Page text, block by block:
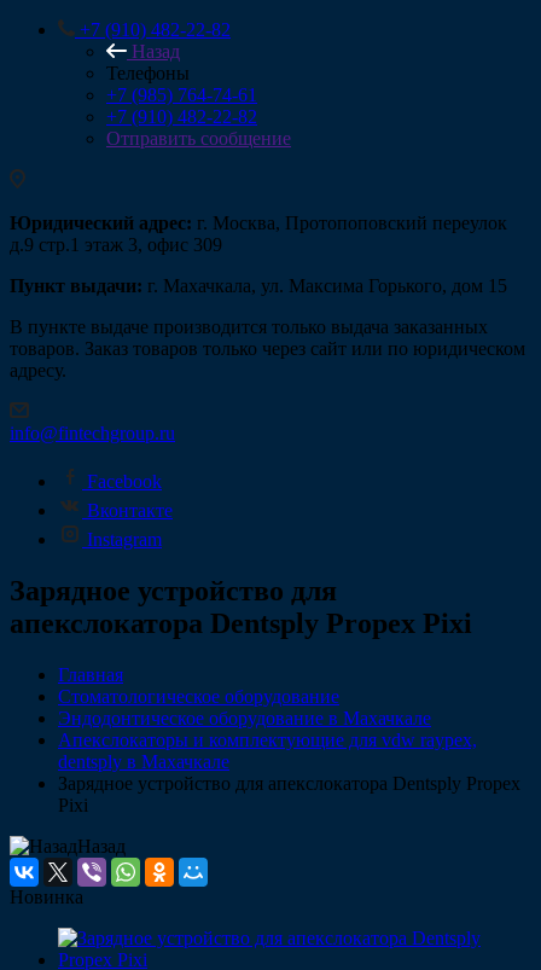
+7 (910) 482-22-82
Назад
Телефоны
+7 (985) 764-74-61
+7 (910) 482-22-82
Отправить сообщение
Юридический адрес: г. Москва, Протопоповский переулок
д.9 стр.1 этаж 3, офис 309
Пункт выдачи: г. Махачкала, ул. Максима Горького, дом 15
В пункте выдаче производится только выдача заказанных
товаров. Заказ товаров только через сайт или по юридическом
адресу.
info@fintechgroup.ru
Facebook
Вконтакте
Instagram
Зарядное устройство для
апекслокатора Dentsply Propex Pixi
Главная
Стоматологическое оборудование
Эндодонтическое оборудование в Махачкале
Апекслокаторы и комплектующие для vdw raypex,
dentsply в Махачкале
Зарядное устройство для апекслокатора Dentsply Propex
Pixi
Назад
Новинка